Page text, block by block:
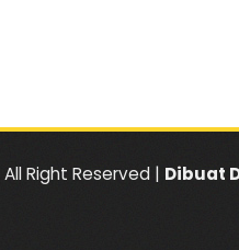
All Right Reserved | Dibuat